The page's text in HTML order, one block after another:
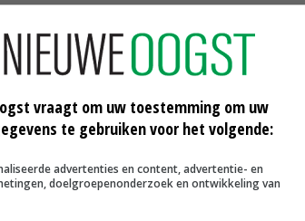
BartsParts biedt hulp bij incourante
onderdelen
vraagt om uw toestemming om uw
te gebruiken voor het volgende:
advertenties en content, advertentie- en
doelgroepenonderzoek en ontwikkeling van